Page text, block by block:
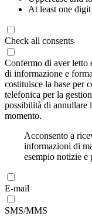
At least one
Check all consents
Confermo di aver letto
di informazione e
costituisce la base per
telefonica per la
possibilità di annullare
momento.
Acconsento a
informazioni di
esempio notizie
E-mail
SMS/MMS